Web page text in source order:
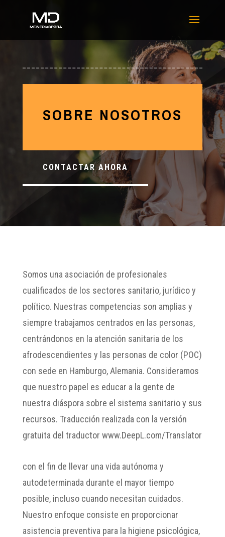
SOBRE NOSOTROS
CONTACTAR AHORA
Somos una asociación de profesionales
cualificados de los sectores sanitario, jurídico y
político. Nuestras competencias son amplias y
siempre trabajamos centrados en las personas,
centrándonos en la atención sanitaria de los
afrodescendientes y las personas de color (POC)
con sede en Hamburgo, Alemania. Consideramos
que nuestro papel es educar a la gente de
nuestra diáspora sobre el sistema sanitario y sus
recursos. Traducción realizada con la versión
gratuita del traductor www.DeepL.com/Translator
con el fin de llevar una vida autónoma y
autodeterminada durante el mayor tiempo
posible, incluso cuando necesitan cuidados.
Nuestro enfoque consiste en proporcionar
asistencia preventiva para la higiene psicológica,